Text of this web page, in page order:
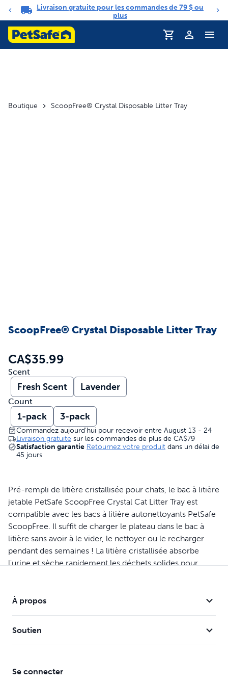
Carrousel de notifications
Livraison gratuite pour les commandes de 79 $ ou
plus
Profil
Boutique ScoopFree® Crystal Disposable Litter Tray
ScoopFree® Crystal Disposable Litter Tray
CA$35.99
Scent
Fresh Scent Lavender
Count
1-pack 3-pack
Commandez aujourd’hui pour recevoir entre August 13 - 24
Livraison gratuite sur les commandes de plus de CA$79
Satisfaction garantie Retournez votre produit dans un délai de
45 jours
Pré-rempli de litière cristallisée pour chats, le bac à litière
jetable PetSafe ScoopFree Crystal Cat Litter Tray est
compatible avec les bacs à litière autonettoyants PetSafe
ScoopFree. Il suffit de charger le plateau dans le bac à
litière sans avoir à le vider, le nettoyer ou le recharger
pendant des semaines ! La litière cristallisée absorbe
l'urine et sèche rapidement les déchets solides pour
Avec le bac entièrement jetable et le piège à déchets
simplement le plateau de litière pour chat et votre litière
auto-nettoyante ScoopFree est comme neuve. La
animal, à vivre heureux ensemblel
À propos
Soutien
Se connecter